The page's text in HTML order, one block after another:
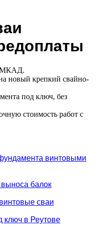
МКАД.
новый крепкий свайно-
под ключ, без
стоимость работ с
винтовыми
балок
сваи
ключ в Реутове